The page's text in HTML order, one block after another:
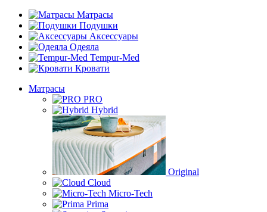
Матрасы
Подушки
Аксессуары
Одеяла
Tempur-Med
Кровати
Матрасы
PRO
Hybrid
Original
Cloud
Micro-Tech
Prima